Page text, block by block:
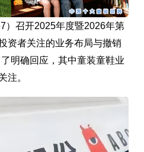
）召开2025年度暨2026年第
资者关注的业务布局与撤销
明确回应，其中童装童鞋业
注。